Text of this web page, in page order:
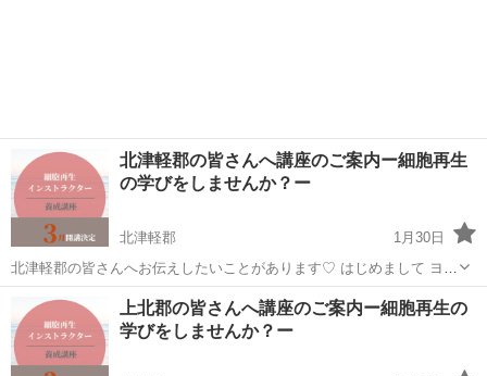
北津軽郡の皆さんへ講座のご案内ー細胞再生
の学びをしませんか？ー
北津軽郡
1月30日
北津軽郡の皆さんへお伝えしたいことがあります♡ はじめまして ヨガ
インストラクターのハルナです 私が細胞再生の学びをした キッカケは
産後に一気に上がった 健康意識ですが 学ぶにつれて分かったことが...
青森 北津軽郡 生活知識 講座
上北郡の皆さんへ講座のご案内ー細胞再生の
学びをしませんか？ー